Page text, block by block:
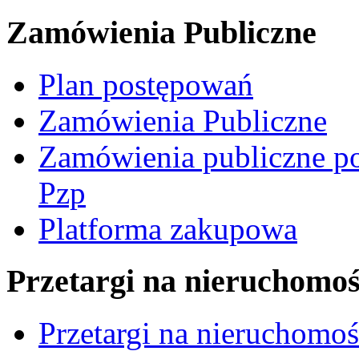
Zamówienia Publiczne
Plan postępowań
Zamówienia Publiczne
Zamówienia publiczne
Pzp
Platforma zakupowa
Przetargi na
Przetargi na